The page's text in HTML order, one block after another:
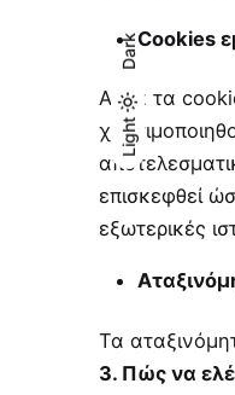
Light
Dark
Light
Dark
Cookies
Αυτά τα
επισκεφθεί
εξωτερικές
Τα
3. Πώς να